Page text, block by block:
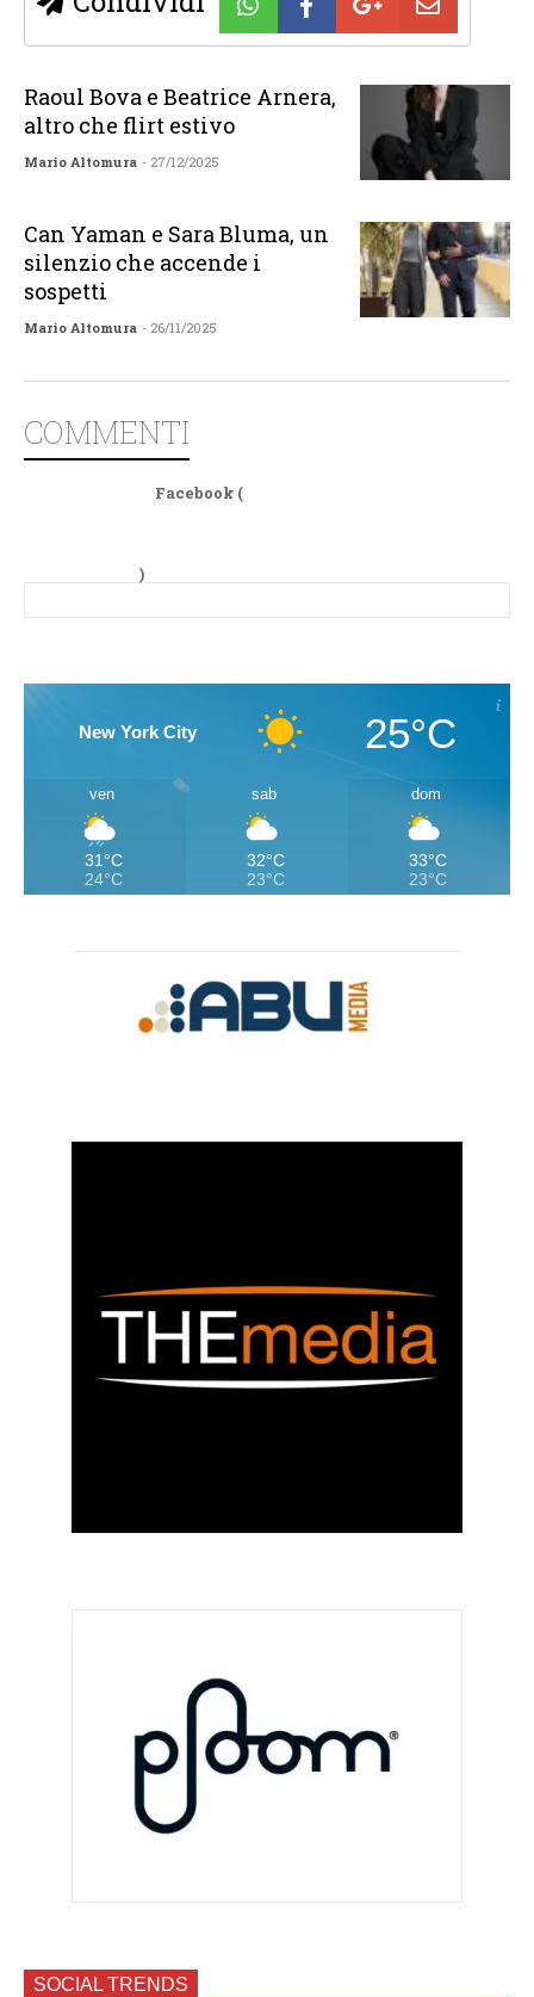
Raoul Bova e Beatrice Arnera,
altro che flirt estivo
Mario Altomura - 27/12/2025
Can Yaman e Sara Bluma, un
silenzio che accende i
sospetti
Mario Altomura - 26/11/2025
COMMENTI
Facebook (
)
New York City 25°C
ven
31°C
24°C
sab
32°C
23°C
dom
33°C
23°C
SOCIAL TRENDS